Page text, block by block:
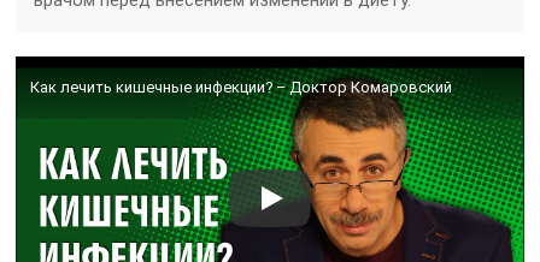
Как лечить кишечные инфекции? – Доктор Комаровский